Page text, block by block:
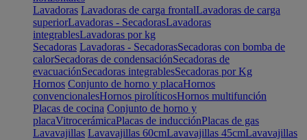
Lavadoras Lavadoras de carga frontalLavadoras de carga
superiorLavadoras - SecadorasLavadoras
integrablesLavadoras por kg
Secadoras Lavadoras - SecadorasSecadoras con bomba de
calorSecadoras de condensaciónSecadoras de
evacuaciónSecadoras integrablesSecadoras por Kg
Hornos Conjunto de horno y placaHornos
convencionalesHornos pirolíticosHornos multifunción
Placas de cocina Conjunto de horno y
placaVitrocerámicaPlacas de inducciónPlacas de gas
Lavavajillas Lavavajillas 60cmLavavajillas 45cmLavavajillas